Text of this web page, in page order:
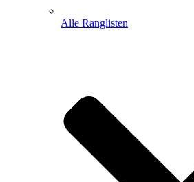
Alle Ranglisten